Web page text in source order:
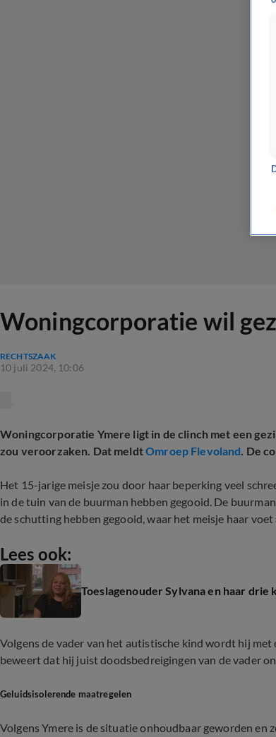
Woningcorporatie wil
RECHTSZAAK
10 juli 2024, 10:06
Woningcorporatie Ymere ligt in de clinch met een
zou veroorzaken. Dat meldtOmroep Flevoland. De
Het 15-jarige meisje zou door haar beperking veel
in de tuin van de buurman hebben gegooid. De
de schutting hebben gegooid, waar het meisje haar
Lees ook:
Toeslagenouder Sylvana en haar
Volgens de vader van het autistische kind wordt hij
beweert dat hij juist doodsbedreigingen van de vader
Geluidsisolerende maatregelen
Volgens Ymere is de situatie onhoudbaar geworden en